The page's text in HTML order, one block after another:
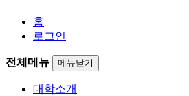
홈
로그인
전체메뉴 메뉴닫기
대학소개